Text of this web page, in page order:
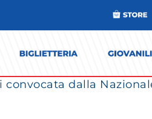
convocata dalla